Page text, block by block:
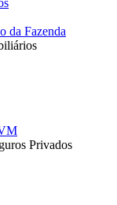
da Fazenda
Privados